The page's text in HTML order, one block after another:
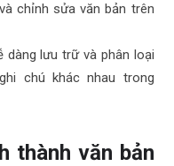
chỉnh sửa văn bản trên
lưu trữ và phân loại
chú khác nhau trong
thành văn bản